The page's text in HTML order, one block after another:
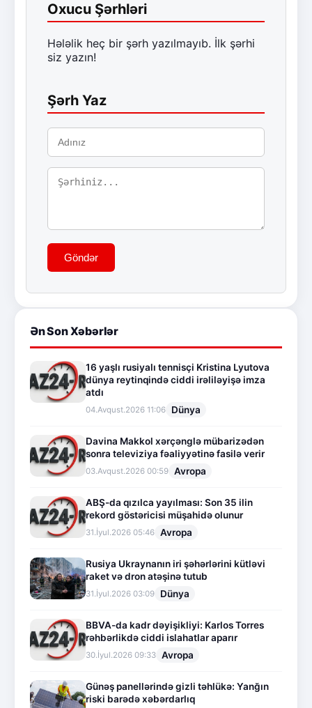
Oxucu Şərhləri
Hələlik heç bir şərh yazılmayıb. İlk şərhi
siz yazın!
Şərh Yaz
Göndər
Ən Son Xəbərlər
16 yaşlı rusiyalı tennisçi Kristina Lyutova
dünya reytinqində ciddi irəliləyişə imza
atdı
04.Avqust.2026 11:06 Dünya
Davina Makkol xərçənglə mübarizədən
sonra televiziya fəaliyyətinə fasilə verir
03.Avqust.2026 00:59 Avropa
ABŞ-da qızılca yayılması: Son 35 ilin
rekord göstəricisi müşahidə olunur
31.İyul.2026 05:46 Avropa
Rusiya Ukraynanın iri şəhərlərini kütləvi
raket və dron atəşinə tutub
31.İyul.2026 03:09 Dünya
BBVA-da kadr dəyişikliyi: Karlos Torres
rəhbərlikdə ciddi islahatlar aparır
30.İyul.2026 09:33 Avropa
Günəş panellərində gizli təhlükə: Yanğın
riski barədə xəbərdarlıq